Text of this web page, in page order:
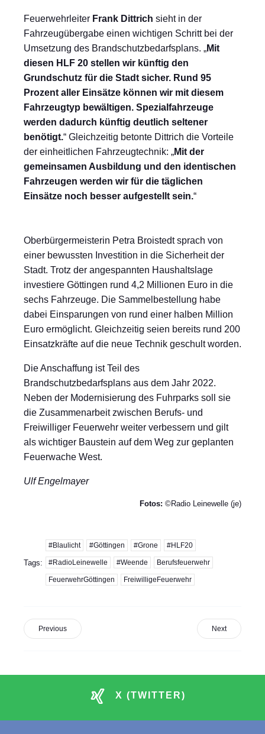
Feuerwehrleiter Frank Dittrich sieht in der
Fahrzeugübergabe einen wichtigen Schritt bei der
Umsetzung des Brandschutzbedarfsplans. „Mit
diesen HLF 20 stellen wir künftig den
Grundschutz für die Stadt sicher. Rund 95
Prozent aller Einsätze können wir mit diesem
Fahrzeugtyp bewältigen. Spezialfahrzeuge
werden dadurch künftig deutlich seltener
benötigt.“ Gleichzeitig betonte Dittrich die Vorteile
der einheitlichen Fahrzeugtechnik: „Mit der
gemeinsamen Ausbildung und den identischen
Fahrzeugen werden wir für die täglichen
Einsätze noch besser aufgestellt sein.“
Oberbürgermeisterin Petra Broistedt sprach von
einer bewussten Investition in die Sicherheit der
Stadt. Trotz der angespannten Haushaltslage
investiere Göttingen rund 4,2 Millionen Euro in die
sechs Fahrzeuge. Die Sammelbestellung habe
dabei Einsparungen von rund einer halben Million
Euro ermöglicht. Gleichzeitig seien bereits rund 200
Einsatzkräfte auf die neue Technik geschult worden.
Die Anschaffung ist Teil des
Brandschutzbedarfsplans aus dem Jahr 2022.
Neben der Modernisierung des Fuhrparks soll sie
die Zusammenarbeit zwischen Berufs- und
Freiwilliger Feuerwehr weiter verbessern und gilt
als wichtiger Baustein auf dem Weg zur geplanten
Feuerwache West.
Ulf Engelmayer
Fotos: ©Radio Leinewelle (je)
Tags:
#Blaulicht #Göttingen #Grone #HLF20
#RadioLeinewelle #Weende Berufsfeuerwehr
FeuerwehrGöttingen FreiwilligeFeuerwehr
Previous Next
X (TWITTER)